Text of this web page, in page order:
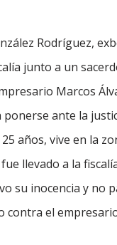
Rodríguez,
junto a un
Marcos
ante la
años, vive en la
llevado a la
su inocencia y no
contra el